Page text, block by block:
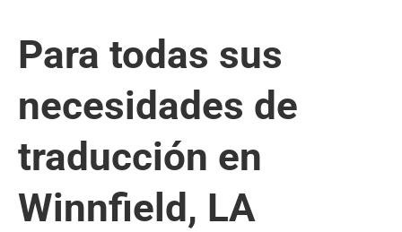
Para todas sus
necesidades de
traducción en
Winnfield, LA